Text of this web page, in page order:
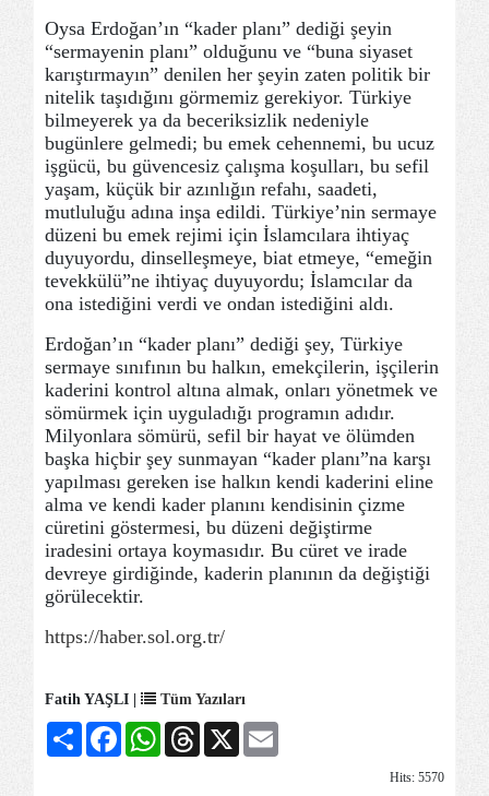
Oysa Erdoğan’ın “kader planı” dediği şeyin
“sermayenin planı” olduğunu ve “buna siyaset
karıştırmayın” denilen her şeyin zaten politik bir
nitelik taşıdığını görmemiz gerekiyor. Türkiye
bilmeyerek ya da beceriksizlik nedeniyle
bugünlere gelmedi; bu emek cehennemi, bu ucuz
işgücü, bu güvencesiz çalışma koşulları, bu sefil
yaşam, küçük bir azınlığın refahı, saadeti,
mutluluğu adına inşa edildi. Türkiye’nin sermaye
düzeni bu emek rejimi için İslamcılara ihtiyaç
duyuyordu, dinselleşmeye, biat etmeye, “emeğin
tevekkülü”ne ihtiyaç duyuyordu; İslamcılar da
ona istediğini verdi ve ondan istediğini aldı.
Erdoğan’ın “kader planı” dediği şey, Türkiye
sermaye sınıfının bu halkın, emekçilerin, işçilerin
kaderini kontrol altına almak, onları yönetmek ve
sömürmek için uyguladığı programın adıdır.
Milyonlara sömürü, sefil bir hayat ve ölümden
başka hiçbir şey sunmayan “kader planı”na karşı
yapılması gereken ise halkın kendi kaderini eline
alma ve kendi kader planını kendisinin çizme
cüretini göstermesi, bu düzeni değiştirme
iradesini ortaya koymasıdır. Bu cüret ve irade
devreye girdiğinde, kaderin planının da değiştiği
görülecektir.
https://haber.sol.org.tr/
Fatih YAŞLI | Tüm Yazıları
Share FacebookWhatsAppThreads
X
Hits: 5570